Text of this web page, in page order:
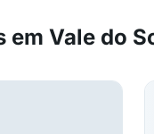
em Vale do